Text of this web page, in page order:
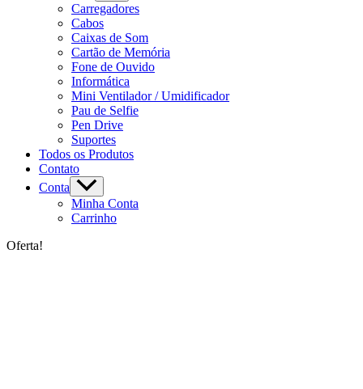
Carregadores
Cabos
Caixas de Som
Cartão de Memória
Fone de Ouvido
Informática
Mini Ventilador / Umidificador
Pau de Selfie
Pen Drive
Suportes
Todos os Produtos
Contato
Conta
Minha Conta
Carrinho
Oferta!